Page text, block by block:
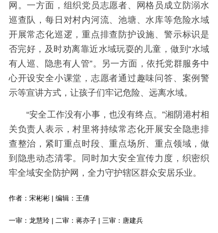
网。一方面，组织党员志愿者、网格员成立防溺水
巡查队，每日对村内河流、池塘、水库等危险水域
开展常态化巡逻，重点排查防护设施、警示标识是
否完好，及时劝离靠近水域玩耍的儿童，做到“水域
有人巡、隐患有人管”。另一方面，依托党群服务中
心开设安全小课堂，志愿者通过趣味问答、案例警
示等宣讲方式，让孩子们牢记危险、远离水域。
“安全工作没有小事，也没有终点。”湘阴港村相
关负责人表示，村里将持续常态化开展安全隐患排
查整治，紧盯重点时段、重点场所、重点领域，做
到隐患动态清零。同时加大安全宣传力度，织密织
牢全域安全防护网，全力守护辖区群众安居乐业。
作者：宋彬彬 | 编辑：王倩
一审：龙慧玲 | 二审：蒋亦子 | 三审：唐建兵